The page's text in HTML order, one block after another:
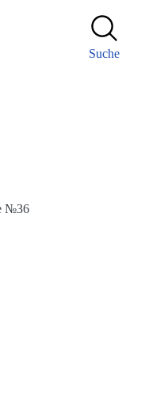
Suche
№36